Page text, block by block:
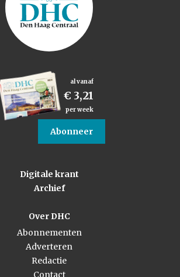
al vanaf
€ 3,21
per week
Abonneer
Digitale krant
Archief
Over DHC
Abonnementen
Adverteren
Redactie
Contact